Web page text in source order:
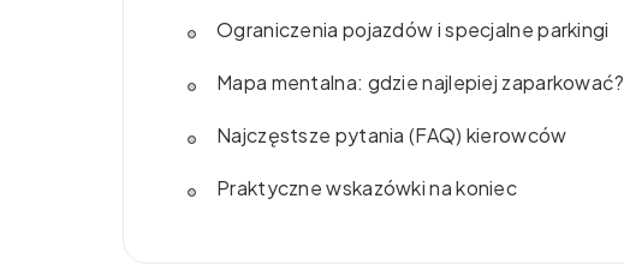
Ograniczenia pojazdów i specjalne parkingi
Mapa mentalna: gdzie najlepiej zaparkować?
Najczęstsze pytania (FAQ) kierowców
Praktyczne wskazówki na koniec